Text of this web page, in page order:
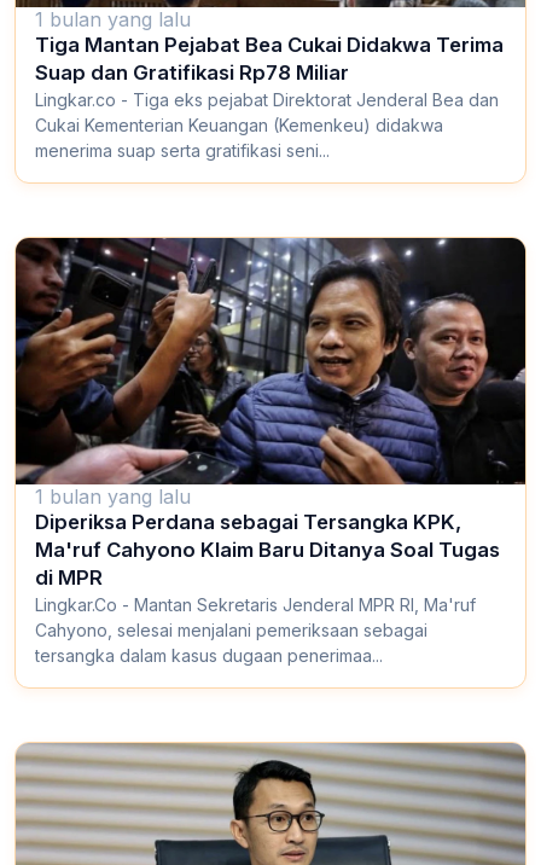
1 bulan yang lalu
Tiga Mantan Pejabat Bea Cukai Didakwa Terima
Suap dan Gratifikasi Rp78 Miliar
Lingkar.co - Tiga eks pejabat Direktorat Jenderal Bea dan
Cukai Kementerian Keuangan (Kemenkeu) didakwa
menerima suap serta gratifikasi seni...
1 bulan yang lalu
Diperiksa Perdana sebagai Tersangka KPK,
Ma'ruf Cahyono Klaim Baru Ditanya Soal Tugas
di MPR
Lingkar.Co - Mantan Sekretaris Jenderal MPR RI, Ma'ruf
Cahyono, selesai menjalani pemeriksaan sebagai
tersangka dalam kasus dugaan penerimaa...